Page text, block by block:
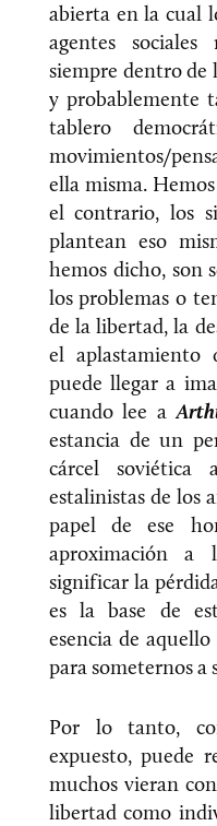
abierta en la cual
agentes sociales
siempre dentro de
y probablemente
tablero
movimientos/
ella misma.
el contrario, los
plantean eso
hemos dicho, son
los problemas o
de la libertad, la
el aplastamiento
puede llegar a
cuando lee a
estancia de un
cárcel soviética
estalinistas de los
papel de ese
aproximación
significar la
es la base de
esencia de
para someternos a
Por lo tanto,
expuesto, puede
muchos vieran
libertad como